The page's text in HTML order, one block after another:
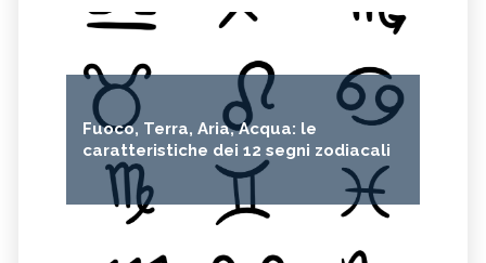
Fuoco, Terra, Aria, Acqua: le
caratteristiche dei 12 segni zodiacali